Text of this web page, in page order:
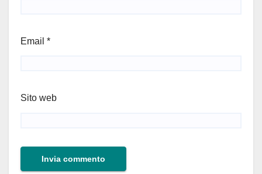
Email *
Sito web